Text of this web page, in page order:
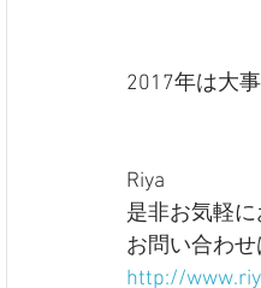
2017年は大
Riya
是非お気軽に
お問い合わせ
http://